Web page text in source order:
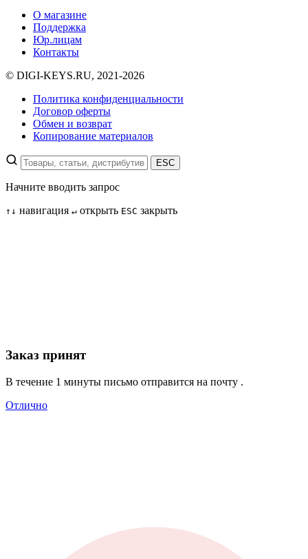
О магазине
Поддержка
Юр.лицам
Контакты
© DIGI-KEYS.RU, 2021-2026
Политика конфиденциальности
Договор оферты
Обмен и возврат
Копирование материалов
ESC
Начните вводить запрос
↑ ↓ навигация ↵ открыть ESC закрыть
Заказ принят
В течение 1 минуты письмо отправится на почту .
Отлично